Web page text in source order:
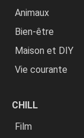
Animaux
Bien-être
Maison et DIY
Vie courante
CHILL
Film